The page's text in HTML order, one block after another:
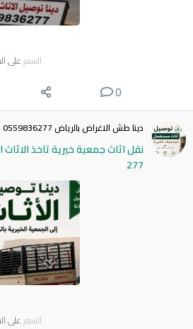
السعر على
0
دينا طش الاغراض بالرياض 0559836277
277
السعر على